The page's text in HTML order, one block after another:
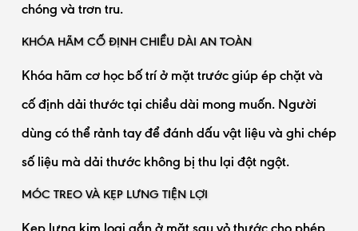
chóng và trơn tru.
KHÓA HÃM CỐ ĐỊNH CHIỀU DÀI AN TOÀN
Khóa hãm cơ học bố trí ở mặt trước giúp ép chặt và
cố định dải thước tại chiều dài mong muốn. Người
dùng có thể rảnh tay để đánh dấu vật liệu và ghi chép
số liệu mà dải thước không bị thu lại đột ngột.
MÓC TREO VÀ KẸP LƯNG TIỆN LỢI